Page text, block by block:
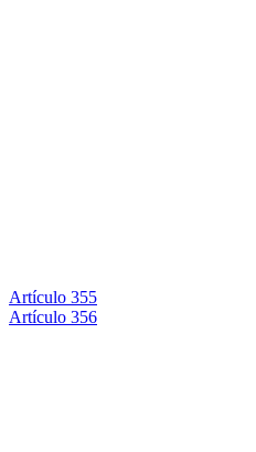
Artículo 355
Artículo 356